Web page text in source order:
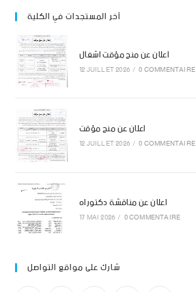
آخر المستجدات في الكلية
اعلان عن منح مؤقت اشغال
12 JUILLET 2026/ 0 COMMENTAIRE
اعلان عن منح مؤقت
12 JUILLET 2026/ 0 COMMENTAIRE
اعلان عن مناقشة دكتوراه
17 MAI 2026/ 0 COMMENTAIRE
شارك على مواقع التواصل